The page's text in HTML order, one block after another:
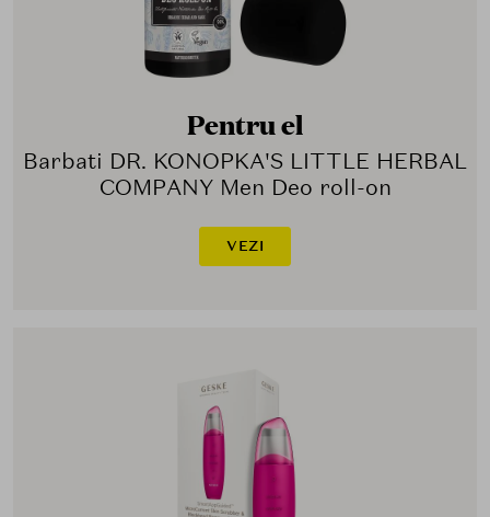
Pentru el
Barbati DR. KONOPKA'S LITTLE HERBAL
COMPANY Men Deo roll-on
VEZI